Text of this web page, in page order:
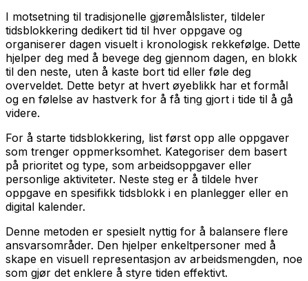
I motsetning til tradisjonelle gjøremålslister, tildeler
tidsblokkering dedikert tid til hver oppgave og
organiserer dagen visuelt i kronologisk rekkefølge. Dette
hjelper deg med å bevege deg gjennom dagen, en blokk
til den neste, uten å kaste bort tid eller føle deg
overveldet. Dette betyr at hvert øyeblikk har et formål
og en følelse av hastverk for å få ting gjort i tide til å gå
videre.
For å starte tidsblokkering, list først opp alle oppgaver
som trenger oppmerksomhet. Kategoriser dem basert
på prioritet og type, som arbeidsoppgaver eller
personlige aktiviteter. Neste steg er å tildele hver
oppgave en spesifikk tidsblokk i en planlegger eller en
digital kalender.
Denne metoden er spesielt nyttig for å balansere flere
ansvarsområder. Den hjelper enkeltpersoner med å
skape en visuell representasjon av arbeidsmengden, noe
som gjør det enklere å styre tiden effektivt.